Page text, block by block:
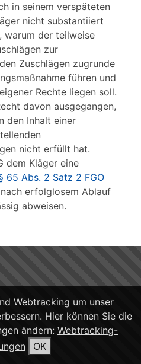
in seinem verspäteten
nicht substantiiert
warum der teilweise
zur
Zuschlägen zugrunde
führen und
Rechte liegen soll.
davon ausgegangen,
den Inhalt einer
nicht erfüllt hat.
dem Kläger eine
65 Abs. 2 Satz 2 FGO
erfolglosem Ablauf
abweisen.
Webtracking um unser
Hier können Sie die
ändern: Webtracking-
OK